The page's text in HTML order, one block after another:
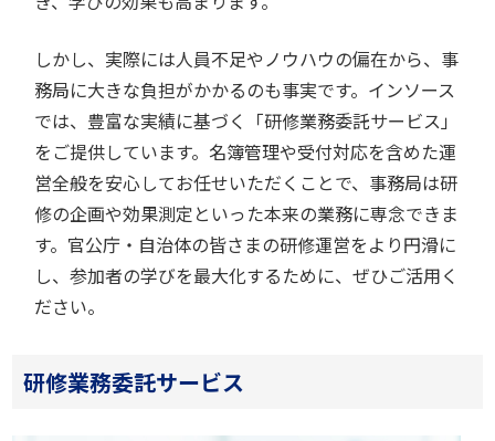
しかし、実際には人員不足やノウハウの偏在から、事
務局に大きな負担がかかるのも事実です。インソース
では、豊富な実績に基づく「研修業務委託サービス」
をご提供しています。名簿管理や受付対応を含めた運
営全般を安心してお任せいただくことで、事務局は研
修の企画や効果測定といった本来の業務に専念できま
す。官公庁・自治体の皆さまの研修運営をより円滑に
し、参加者の学びを最大化するために、ぜひご活用く
ださい。
研修業務委託サービス